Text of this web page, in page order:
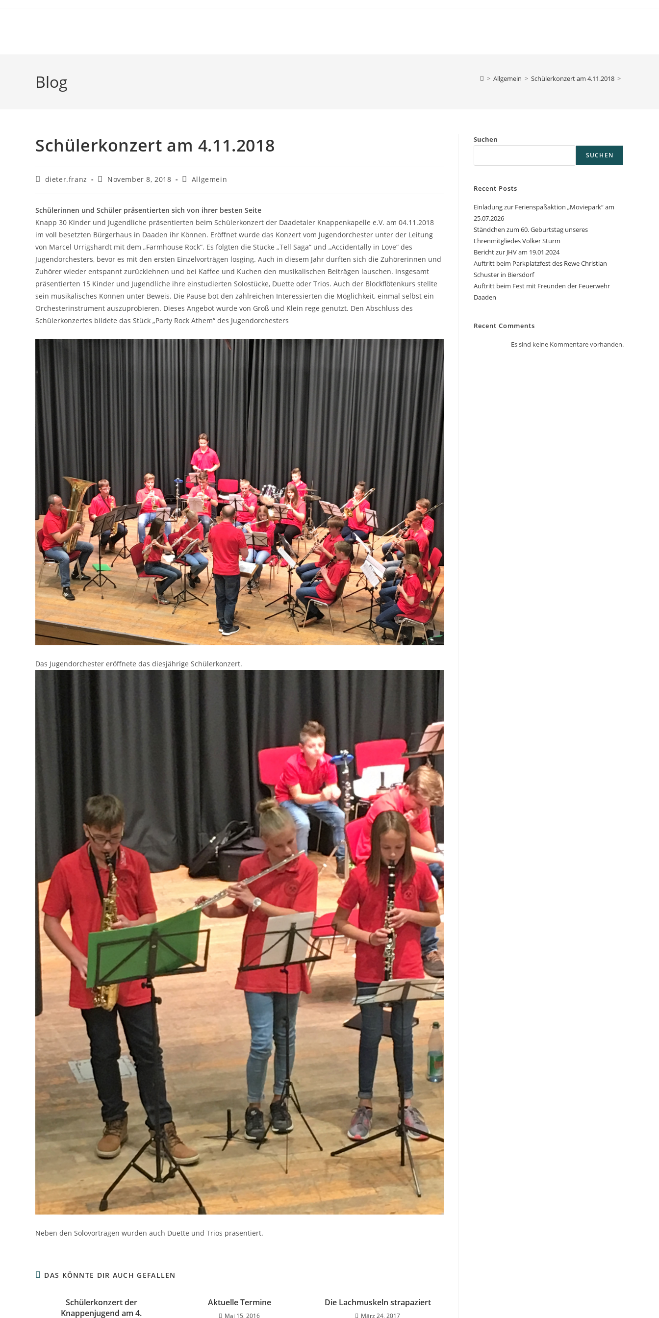
Blog > Allgemein > Schülerkonzert am 4.11.2018 >
Schülerkonzert am 4.11.2018
dieter.franz November 8, 2018 Allgemein
Schülerinnen und Schüler präsentierten sich von ihrer besten Seite
Knapp 30 Kinder und Jugendliche präsentierten beim Schülerkonzert der Daadetaler Knappenkapelle e.V. am 04.11.2018
im voll besetzten Bürgerhaus in Daaden ihr Können. Eröffnet wurde das Konzert vom Jugendorchester unter der Leitung
von Marcel Urrigshardt mit dem „Farmhouse Rock“. Es folgten die Stücke „Tell Saga“ und „Accidentally in Love“ des
Jugendorchesters, bevor es mit den ersten Einzelvorträgen losging. Auch in diesem Jahr durften sich die Zuhörerinnen und
Zuhörer wieder entspannt zurücklehnen und bei Kaffee und Kuchen den musikalischen Beiträgen lauschen. Insgesamt
präsentierten 15 Kinder und Jugendliche ihre einstudierten Solostücke, Duette oder Trios. Auch der Blockflötenkurs stellte
sein musikalisches Können unter Beweis. Die Pause bot den zahlreichen Interessierten die Möglichkeit, einmal selbst ein
Orchesterinstrument auszuprobieren. Dieses Angebot wurde von Groß und Klein rege genutzt. Den Abschluss des
Schülerkonzertes bildete das Stück „Party Rock Athem“ des Jugendorchesters
Das Jugendorchester eröffnete das diesjährige Schülerkonzert.
Neben den Solovorträgen wurden auch Duette und Trios präsentiert.
DAS KÖNNTE DIR AUCH GEFALLEN
Schülerkonzert der
Knappenjugend am 4.
Aktuelle Termine
Mai 15, 2016
Die Lachmuskeln strapaziert
März 24, 2017
Suchen
SUCHEN
Recent Posts
Einladung zur Ferienspaßaktion „Moviepark“ am
25.07.2026
Ständchen zum 60. Geburtstag unseres
Ehrenmitgliedes Volker Sturm
Bericht zur JHV am 19.01.2024
Auftritt beim Parkplatzfest des Rewe Christian
Schuster in Biersdorf
Auftritt beim Fest mit Freunden der Feuerwehr
Daaden
Recent Comments
Es sind keine Kommentare vorhanden.